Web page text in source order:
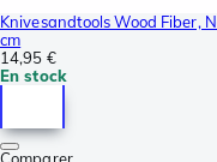
Knivesandtools Wood Fiber,
cm
14,95 €
En stock